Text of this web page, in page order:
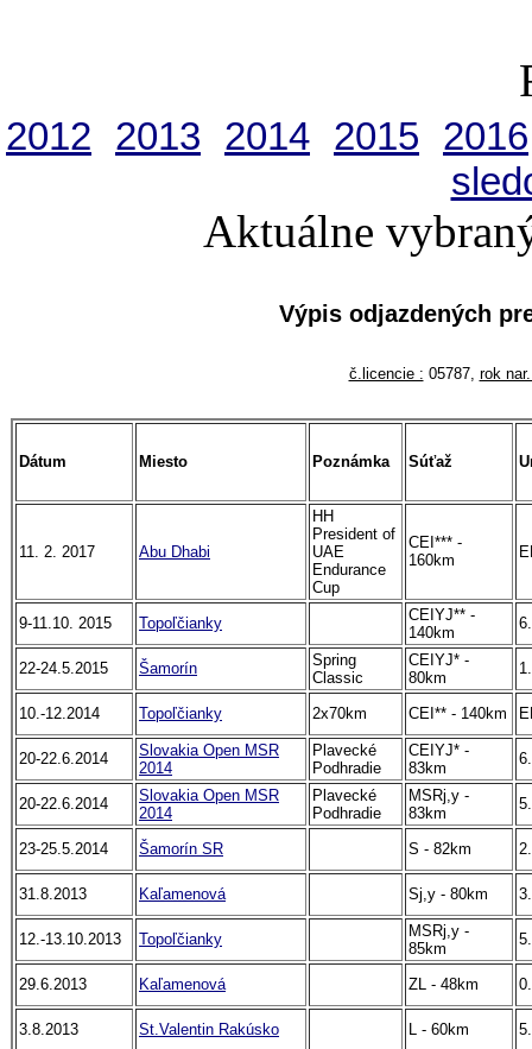
2012 2013 2014 2015
2016
Aktuálne
Výpis odjazdených
č.licencie : 05787, rok
Dátum Miesto Poznámka Súťaž
11. 2. 2017 Abu Dhabi
HH
President of
UAE
Endurance
Cup
CEI*** -
160km
9-11.10. 2015 Topoľčianky
CEIYJ** -
140km
6.
22-24.5.2015 Šamorín
Spring
Classic
CEIYJ* -
80km
1.
10.-12.2014 Topoľčianky 2x70km CEI** - 140km
20-22.6.2014
Slovakia Open MSR
2014
Plavecké
Podhradie
CEIYJ* -
83km
6.
20-22.6.2014
Slovakia Open MSR
2014
Plavecké
Podhradie
MSRj,y -
83km
5.
23-25.5.2014 Šamorín SR S - 82km 2.
31.8.2013 Kaľamenová Sj,y - 80km 3.
12.-13.10.2013 Topoľčianky
MSRj,y -
85km
5.
29.6.2013 Kaľamenová ZL - 48km 0.
3.8.2013 St.Valentin Rakúsko L - 60km 5.